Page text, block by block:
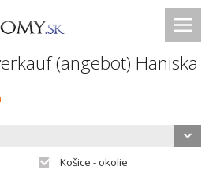
(angebot) Haniska
Košice - okolie